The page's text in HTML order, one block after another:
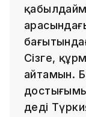
Сізге,
айтамын.
деді